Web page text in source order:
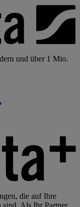
und über 1 Mio.
die auf Ihre
sind. Als Ihr Partner